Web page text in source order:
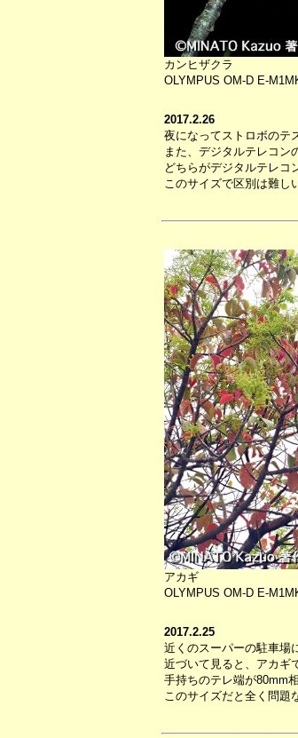
カンヒザクラ
OLYMPUS OM-D E-
2017.2.26
夜になってストロボのテ
また、デジタルテレコン
どちらがデジタルテレコ
このサイズで区別は難し
アカギ
OLYMPUS OM-D E-
2017.2.25
近くのスーパーの駐車場
近づいて見ると、アカギ
手持ちのテレ端が80mm
このサイズだと全く問題